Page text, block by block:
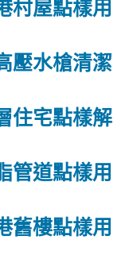
村屋點樣用
壓水槍清潔
住宅點樣解
管道點樣用
舊樓點樣用